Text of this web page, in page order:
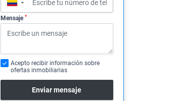
▼
Mensaje *
Acepto recibir información sobre
ofertas inmobiliarias
Enviar mensaje